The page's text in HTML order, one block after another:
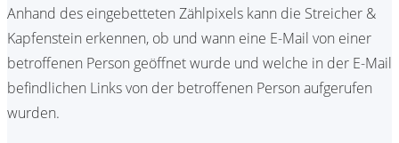
Anhand des eingebetteten Zählpixels kann die Streicher &
Kapfenstein erkennen, ob und wann eine E-Mail von einer
betroffenen Person geöffnet wurde und welche in der E-Mail
befindlichen Links von der betroffenen Person aufgerufen
wurden.